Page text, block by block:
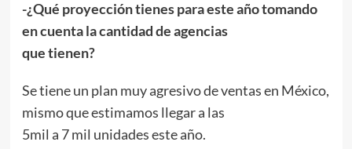
-¿Qué proyección tienes para este año tomando
en cuenta la cantidad de agencias
que tienen?
Se tiene un plan muy agresivo de ventas en México,
mismo que estimamos llegar a las
5mil a 7 mil unidades este año.